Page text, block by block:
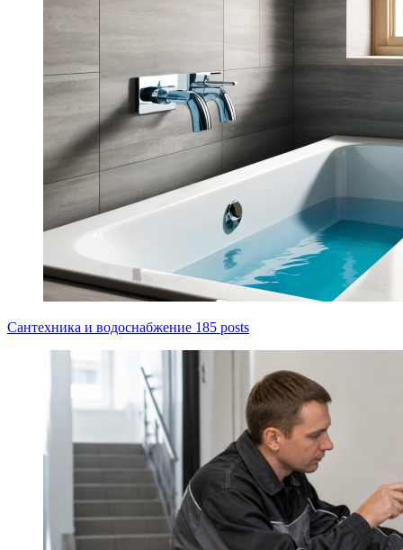
Сантехника и водоснабжение 185 posts